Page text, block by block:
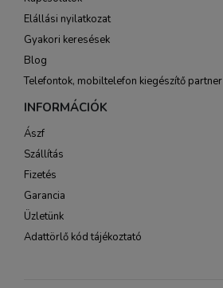
Elállási nyilatkozat
Gyakori keresések
Blog
Telefontok, mobiltelefon kiegészítő partner
INFORMÁCIÓK
Ászf
Szállítás
Fizetés
Garancia
Üzletünk
Adattörlő kód tájékoztató